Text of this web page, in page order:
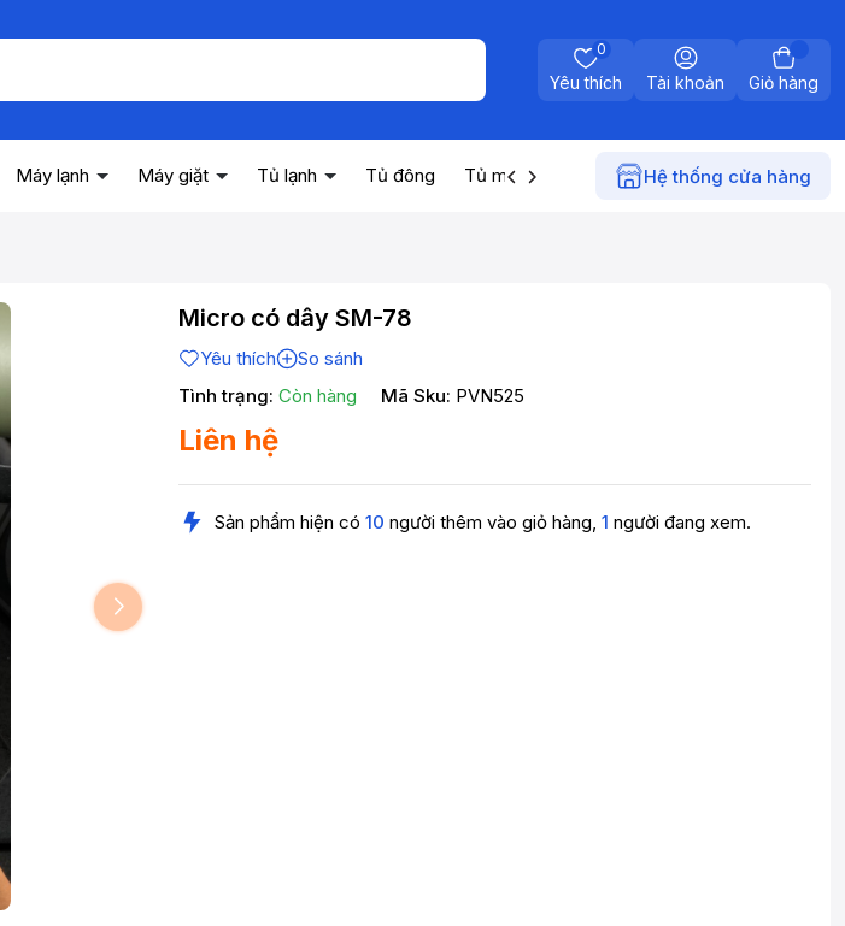
Yêu thích
0
Tài khoản Giỏ hàng
Máy lạnh Máy giặt Tủ lạnh Tủ đông Tủ mát Máy nước nóng Điện gia
Hệ thống cửa hàng
Micro có dây SM-78
Yêu thích
So sánh
Tình trạng: Còn hàng Mã Sku: PVN525
Liên hệ
Sản phẩm hiện có 10 người thêm vào giỏ hàng, 1 người đang xem.